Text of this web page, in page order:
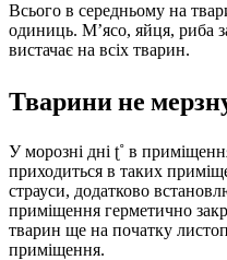
​Всього в середньому на
одиниць. М’ясо, яйця, риба
вистачає на всіх тварин.
Тварини не
​У морозні дні ʈ˚ в
приходиться в таких
страуси, додатково
приміщення герметично
тварин ще на початку
приміщення.